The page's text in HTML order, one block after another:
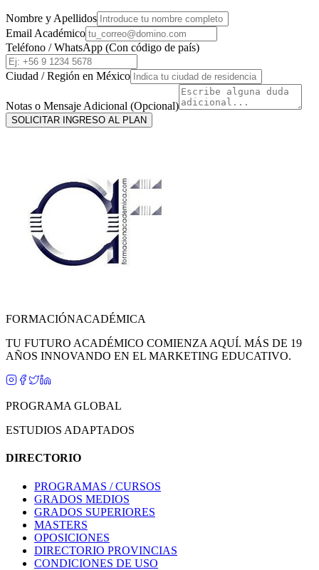
Nombre y Apellidos
Email Académico
Teléfono / WhatsApp (Con código de país)
Ciudad / Región en México
Notas o Mensaje Adicional (Opcional)
SOLICITAR INGRESO AL PLAN
FORMACIÓNACADÉMICA
TU FUTURO ACADÉMICO COMIENZA AQUÍ. MÁS DE 19
AÑOS INNOVANDO EN EL MARKETING EDUCATIVO.
PROGRAMA GLOBAL
ESTUDIOS ADAPTADOS
DIRECTORIO
PROGRAMAS / CURSOS
GRADOS MEDIOS
GRADOS SUPERIORES
MASTERS
OPOSICIONES
DIRECTORIO PROVINCIAS
CONDICIONES DE USO